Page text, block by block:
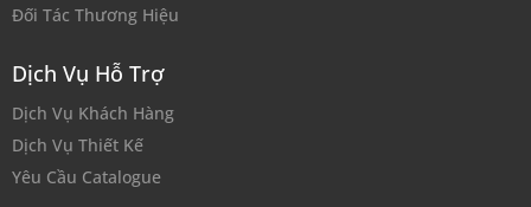
Đối Tác Thương Hiệu
Dịch Vụ Hỗ Trợ
Dịch Vụ Khách Hàng
Dịch Vụ Thiết Kế
Yêu Cầu Catalogue